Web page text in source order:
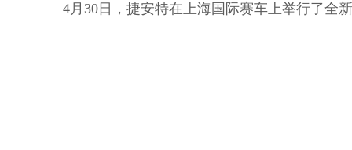
4月30日，捷安特在上海国际赛车上举行了全